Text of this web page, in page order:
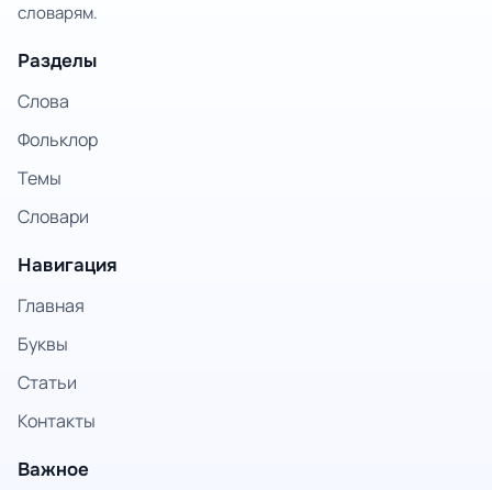
словарям.
Разделы
Слова
Фольклор
Темы
Словари
Навигация
Главная
Буквы
Статьи
Контакты
Важное